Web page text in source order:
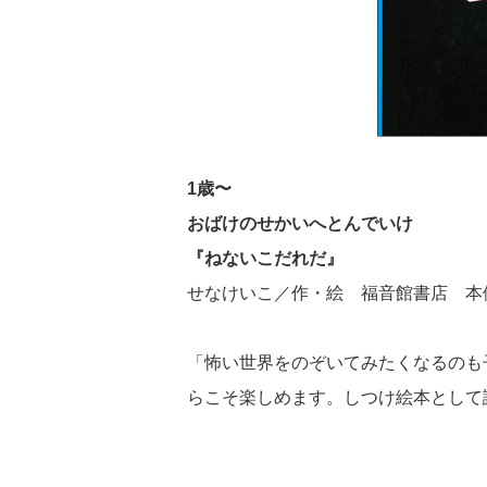
1歳〜
おばけのせかいへとんでいけ
『ねないこだれだ』
せなけいこ／作・絵 福音館書店 本
「怖い世界をのぞいてみたくなるの
らこそ楽しめます。しつけ絵本とし